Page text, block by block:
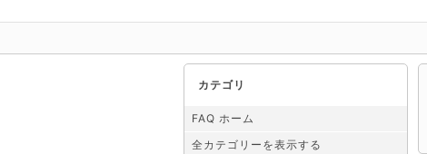
カテゴリ
FAQ ホーム
全カテゴリーを表示する